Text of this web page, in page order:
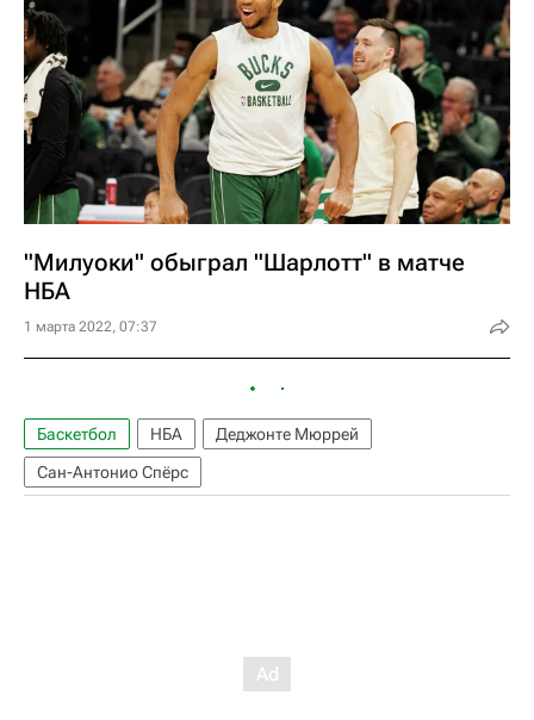
"Милуоки" обыграл "Шарлотт" в матче
НБА
1 марта 2022, 07:37
Баскетбол НБА
Деджонте Мюррей
Сан-Антонио Спёрс